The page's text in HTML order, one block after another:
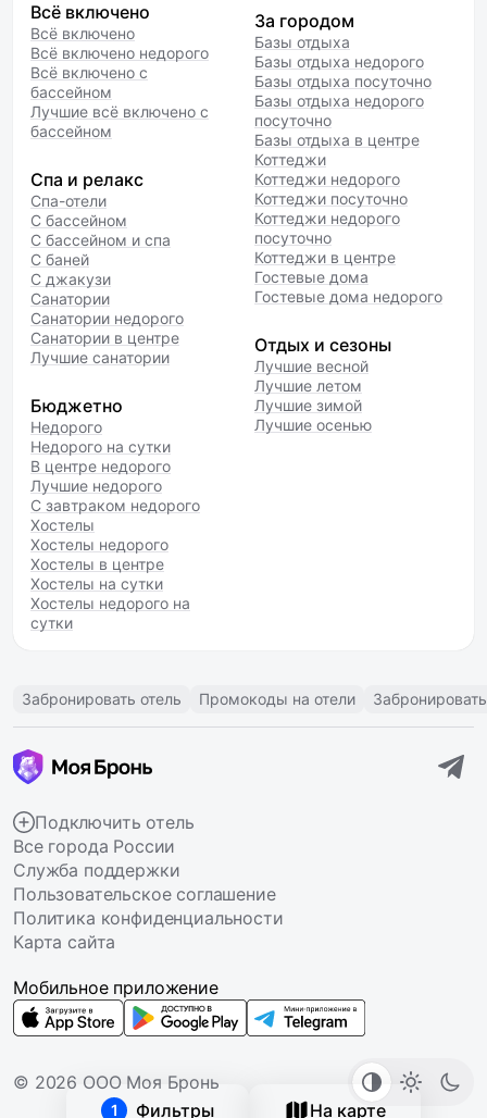
1 Фильтры На карте
Всё включено
Всё включено
Всё включено недорого
Всё включено с
бассейном
Лучшие всё включено с
бассейном
Спа и релакс
Спа-отели
С бассейном
С бассейном и спа
С баней
С джакузи
Санатории
Санатории недорого
Санатории в центре
Лучшие санатории
Бюджетно
Недорого
Недорого на сутки
В центре недорого
Лучшие недорого
С завтраком недорого
Хостелы
Хостелы недорого
Хостелы в центре
Хостелы на сутки
Хостелы недорого на
сутки
За городом
Базы отдыха
Базы отдыха недорого
Базы отдыха посуточно
Базы отдыха недорого
посуточно
Базы отдыха в центре
Коттеджи
Коттеджи недорого
Коттеджи посуточно
Коттеджи недорого
посуточно
Коттеджи в центре
Гостевые дома
Гостевые дома недорого
Отдых и сезоны
Лучшие весной
Лучшие летом
Лучшие зимой
Лучшие осенью
Забронировать отель Промокоды на отели
Подключить отель
Все города России
Служба поддержки
Пользовательское соглашение
Политика конфиденциальности
Карта сайта
© 2026 ООО Моя Бронь
Мобильное приложение